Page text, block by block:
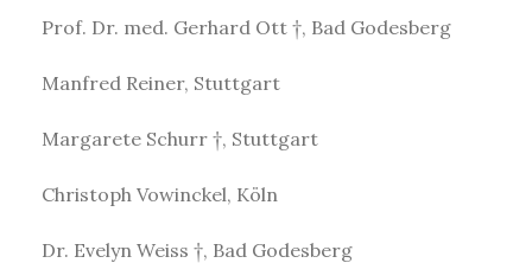
Prof. Dr. med. Gerhard Ott †, Bad Godesberg
Manfred Reiner, Stuttgart
Margarete Schurr †, Stuttgart
Christoph Vowinckel, Köln
Dr. Evelyn Weiss †, Bad Godesberg